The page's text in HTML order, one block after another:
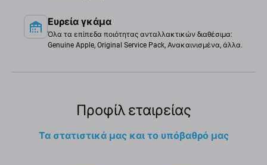
Ευρεία γκάμα
Όλα τα επίπεδα ποιότητας ανταλλακτικών διαθέσιμα:
Genuine Apple, Original Service Pack, Ανακαινισμένα, άλλα.
Προφίλ εταιρείας
Τα στατιστικά μας και το υπόβαθρό μας